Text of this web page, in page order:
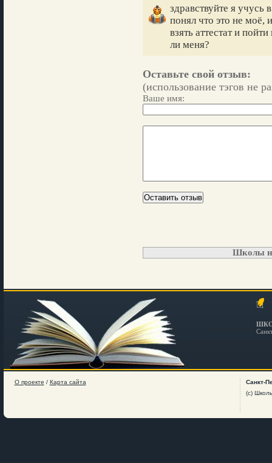
здравствуйте я учусь
понял что это не моё,
взять аттестат и
ли меня?
Оставьте свой отзыв:
(использование тэгов не
Ваше имя:
Школы
О проекте / Карта сайта
Санкт-
(c)